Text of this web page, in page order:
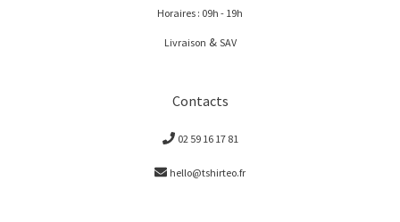
Horaires : 09h - 19h
Livraison & SAV
Contacts
02 59 16 17 81
hello@tshirteo.fr